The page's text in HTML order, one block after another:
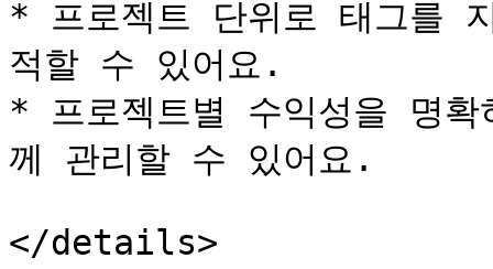
* 프로젝트 단위로 태그를
적할 수 있어요.
* 프로젝트별 수익성을 명
께 관리할 수 있어요.
</details>